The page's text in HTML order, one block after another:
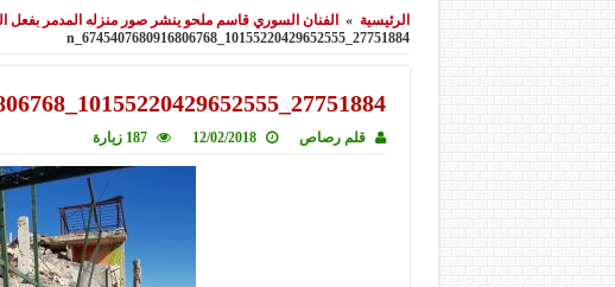
الرئيسية » الفنان السوري قاسم ملحو ينشر صور منزله المدمر بفعل
27751884_10155220429652555_6745407680916806768_n
27751884_10155220429652555_6745407680916806768_n
قلم رصاص 12/02/2018 187 زيارة